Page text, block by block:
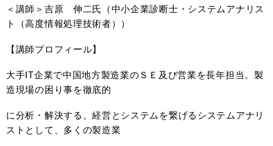
＜講師＞吉原 伸二氏（中小企業診断士・システムアナリス
ト（高度情報処理技術者））
【講師プロフィール】
大手IT企業で中国地方製造業のＳＥ及び営業を長年担当。製
造現場の困り事を徹底的
に分析・解決する。経営とシステムを繋げるシステムアナリ
ストとして、多くの製造業